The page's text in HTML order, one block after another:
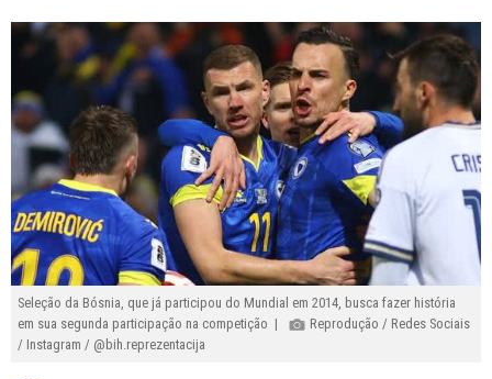
Seleção da Bósnia, que já participou do Mundial em 2014, busca fazer história
em sua segunda participação na competição |
Reprodução / Redes Sociais
/ Instagram / @bih.reprezentacija